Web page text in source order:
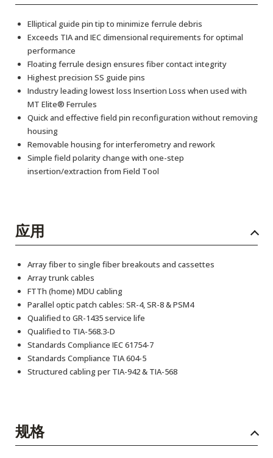
Elliptical guide pin tip to minimize ferrule debris
Exceeds TIA and IEC dimensional requirements for optimal
performance
Floating ferrule design ensures fiber contact integrity
Highest precision SS guide pins
Industry leading lowest loss Insertion Loss when used with
MT Elite® Ferrules
Quick and effective field pin reconfiguration without removing
housing
Removable housing for interferometry and rework
Simple field polarity change with one-step
insertion/extraction from Field Tool
应用
Array fiber to single fiber breakouts and cassettes
Array trunk cables
FTTh (home) MDU cabling
Parallel optic patch cables: SR-4, SR-8 & PSM4
Qualified to GR-1435 service life
Qualified to TIA-568.3-D
Standards Compliance IEC 61754-7
Standards Compliance TIA 604-5
Structured cabling per TIA-942 & TIA-568
规格